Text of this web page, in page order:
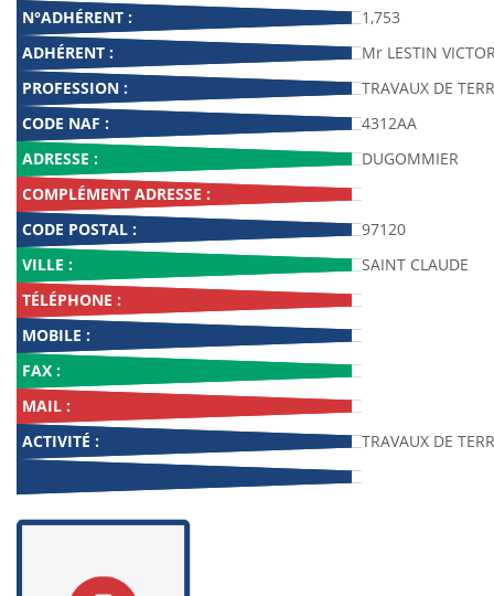
N°ADHÉRENT :
1,753
ADHÉRENT :
Mr LESTIN
PROFESSION :
TRAVAUX DE
CODE NAF :
4312AA
ADRESSE :
DUGOMMIER
COMPLÉMENT ADRESSE :
CODE POSTAL :
97120
VILLE :
SAINT CLAUDE
TÉLÉPHONE :
MOBILE :
FAX :
MAIL :
ACTIVITÉ :
TRAVAUX DE